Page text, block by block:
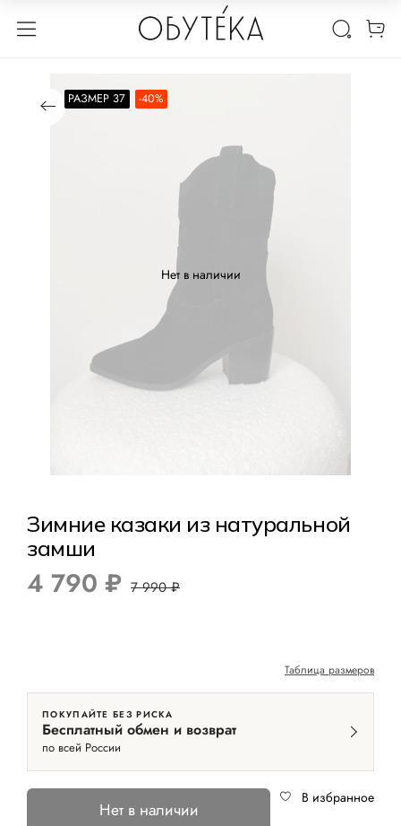
Нет в наличии
РАЗМЕР 37 -40%
Зимние казаки из натуральной
замши
4 790 ₽ 7 990 ₽
Таблица размеров
ПОКУПАЙТЕ БЕЗ РИСКА
Бесплатный обмен и возврат
по всей России
Нет в наличии
В избранное